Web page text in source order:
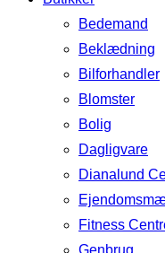
Bedemand
Beklædning
Bilforhandler
Blomster
Bolig
Dagligvare
Dianalund
Fitness
Genbrug